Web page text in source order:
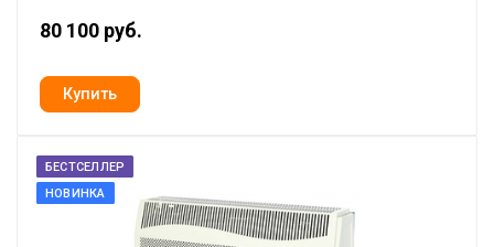
80 100 руб.
БЕСТСЕЛЛЕР
НОВИНКА